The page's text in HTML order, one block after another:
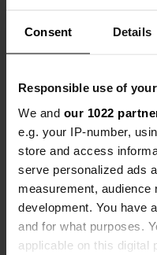
Consent Details
Responsible use of
We and our 1022
e.g. your IP-number,
store and access
serve personalized ads
measurement,
development. You have
and for what purposes.
applicable on this digital
41029, Sestola,
Coordonnées
44° 13' 34" N 10°
44.22599 10.7737
Code du site
6389
Passer àPRO+
pour toutes les